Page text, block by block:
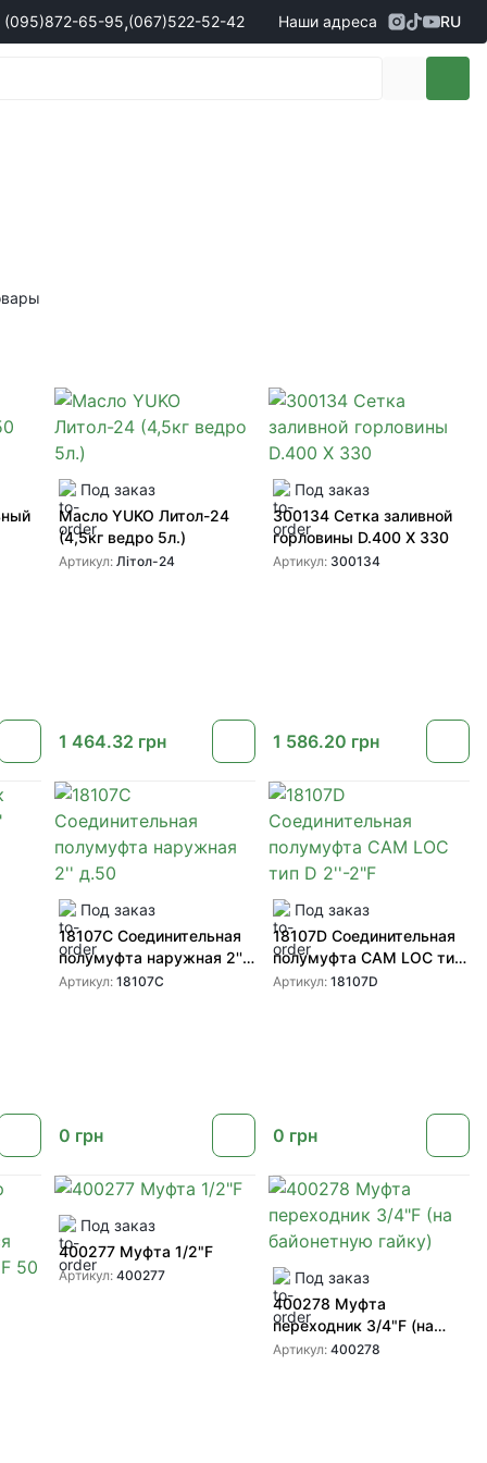
(095)872-65-95,(067)522-52-42
по продаже техники
Наши адреса RU
Под заказ
Масло YUKO Литол-24
(4,5кг ведро 5л.)
Артикул: Літол-24
1 464.32 грн
Под заказ
300134 Сетка заливной
горловины D.400 X 330
Артикул: 300134
1 586.20 грн
Под заказ
18107C Соединительная
полумуфта наружная 2''
д.50
Артикул: 18107C
0 грн
Под заказ
18107D Соединительная
полумуфта CAM LOC тип
D 2''-2"F
Артикул: 18107D
0 грн
Под заказ
400277 Муфта 1/2"F
Артикул: 400277
Под заказ
400278 Муфта
переходник 3/4"F (на
байонетную гайку)
Артикул: 400278